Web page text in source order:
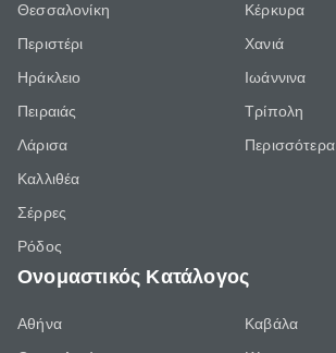
Θεσσαλονίκη
Περιστέρι
Ηράκλειο
Πειραιάς
Λάρισα
Καλλιθέα
Σέρρες
Ρόδος
Κέρκυρα
Χανιά
Ιωάννινα
Τρίπολη
Περισσότερα
Ονομαστικός Κατάλογος
Αθήνα
Καβάλα